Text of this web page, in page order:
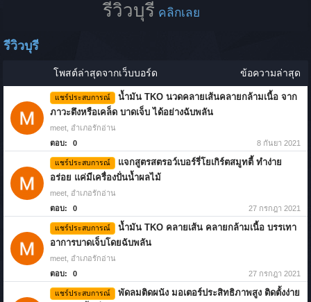
รีวิวบุรี คลิกเลย
รีวิวบุรี
โพสต์ล่าสุดจากเว็บบอร์ด ข้อความล่าสุด
แชร์ประสบการณ์
น้ำมัน TKO นวดคลายเส้นคลายกล้ามเนื้อ จาก
ภาวะตึงหรือเคล็ด บาดเจ็บ ได้อย่างฉับพลัน
meet อำเภอรักอ่าน
ตอบ:
0 8 กันยา 2021
แชร์ประสบการณ์
แจกสูตรสตรอว์เบอร์รี่โยเกิร์ตสมูทตี้ ทำง่าย
อร่อย แค่มีเครื่องปั่นน้ำผลไม้
meet อำเภอรักอ่าน
ตอบ:
0 27 กรกฎา 2021
แชร์ประสบการณ์
น้ำมัน TKO คลายเส้น คลายกล้ามเนื้อ บรรเทา
อาการบาดเจ็บโดยฉับพลัน
meet อำเภอรักอ่าน
ตอบ:
0 27 กรกฎา 2021
แชร์ประสบการณ์
พัดลมติดผนัง มอเตอร์ประสิทธิภาพสูง ติดตั้งง่าย